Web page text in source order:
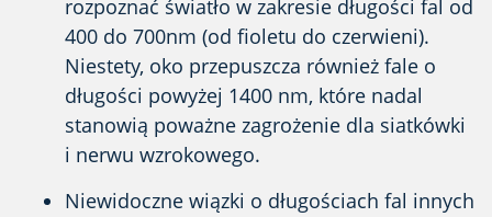
rozpoznać światło w zakresie długości fal od
400 do 700nm (od fioletu do czerwieni).
Niestety, oko przepuszcza również fale o
długości powyżej 1400 nm, które nadal
stanowią poważne zagrożenie dla siatkówki
i nerwu wzrokowego.
Niewidoczne wiązki o długościach fal innych